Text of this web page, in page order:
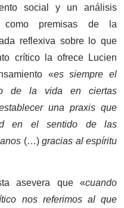
social y un análisis
premisas de la
reflexiva sobre lo que
crítico la ofrece Lucien
«es siempre el
de la vida en ciertas
una praxis que
en el sentido de las
(…) gracias al espíritu
asevera que «cuando
nos referimos al que